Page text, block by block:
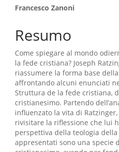
Conteúdo
do
artigo
principal
Francesco Zanoni
Resumo
Come spiegare al mondo
la fede cristiana? Joseph
riassumere la forma base
affrontando alcuni enunciati
Struttura de la fede cristiana,
cristianesimo. Partendo
influenzato la vita di Ratzinger,
rivisitare la riflessione che lui
perspettiva della teologia
appresentati sono una specie